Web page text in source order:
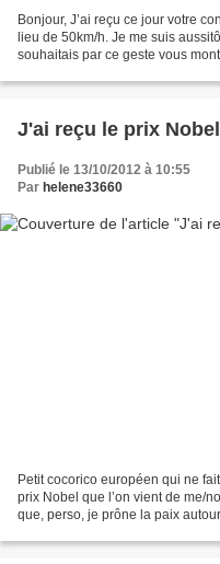
Bonjour, J’ai reçu ce jour votre
lieu de 50km/h. Je me suis
souhaitais par ce geste vous
J'ai reçu le prix
Publié le 13/10/2012 à 10:55
Par helene33660
Petit cocorico européen qui ne
prix Nobel que l’on vient de me/
que, perso, je prône la paix